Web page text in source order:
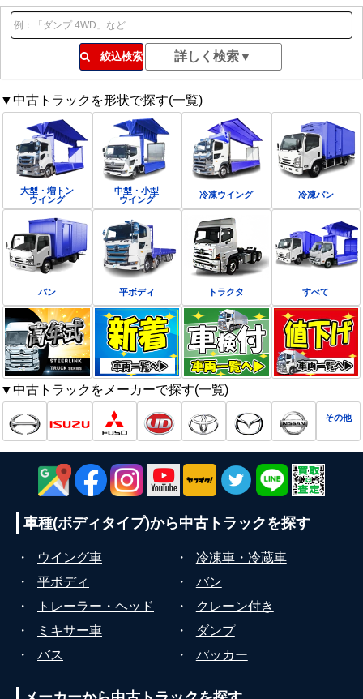
絞込検索
▼中古トラックを形状で探す(一覧)
大型・増トン
ウイング
中型・小型
ウイング
冷凍ウイング 冷凍バン
バン 平ボディ トラクタ すべて
▼中古トラックをメーカーで探す(一覧)
その他
車種(ボディタイプ)から中古トラックを探す
・ ウイング車 ・
冷凍車・冷蔵車
・
平ボディ ・
バン
・
トレーラー・ヘッド ・
クレーン付き
・
ミキサー車 ・
ダンプ
・
バス ・ パッカー